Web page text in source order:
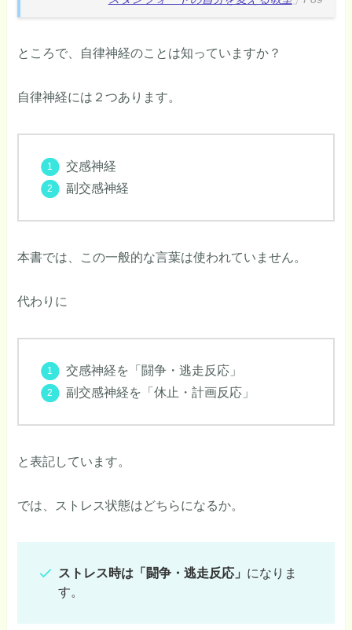
ところで、自律神経のことは知っていますか？
自律神経には２つあります。
交感神経
副交感神経
本書では、この一般的な言葉は使われていません。
代わりに
交感神経を「闘争・逃走反応」
副交感神経を「休止・計画反応」
と表記しています。
では、ストレス状態はどちらになるか。
ストレス時は「闘争・逃走反応」 になりま
す。